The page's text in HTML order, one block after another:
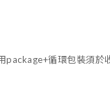
package+循環包裝須於